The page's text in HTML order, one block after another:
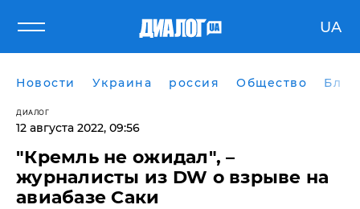
UA
Новости Украина россия Общество
ДИАЛОГ
12 августа 2022, 09:56
​"Кремль не ожидал", –
журналисты из DW о взрыве на
авиабазе Саки